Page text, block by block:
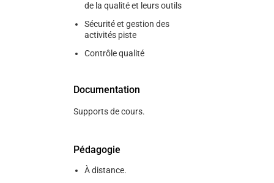
de la qualité et leurs outils
Sécurité et gestion des
activités piste
Contrôle qualité
Documentation
Supports de cours.
Pédagogie
À distance.